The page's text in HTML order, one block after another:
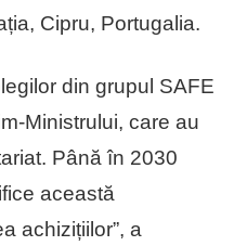
Cipru, Portugalia.
din grupul SAFE
Ministrului, care au
Până în 2030
această
achizițiilor”, a